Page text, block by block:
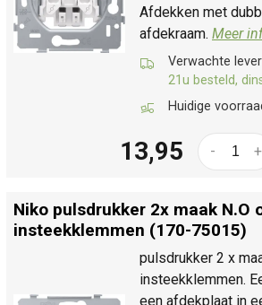
Afdekken met
afdekraam. Meer
Verwachte
21u besteld,
Huidige
13,95 +
-
Niko pulsdrukker 2x maak N.O
insteekklemmen (170-75015)
pulsdrukker 2 x
insteekklemmen.
een afdekplaat in